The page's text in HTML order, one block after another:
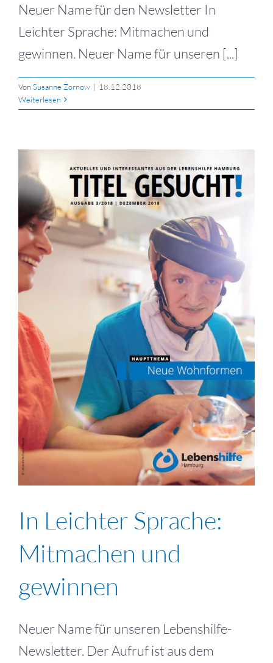
Neuer Name für den Newsletter In
Leichter Sprache: Mitmachen und
gewinnen. Neuer Name für unseren [...]
VonSusanne Zornow | 18.12.2018
Weiterlesen
In Leichter Sprache:
Mitmachen und
gewinnen
Neuer Name für unseren Lebenshilfe-
Newsletter. Der Aufruf ist aus dem